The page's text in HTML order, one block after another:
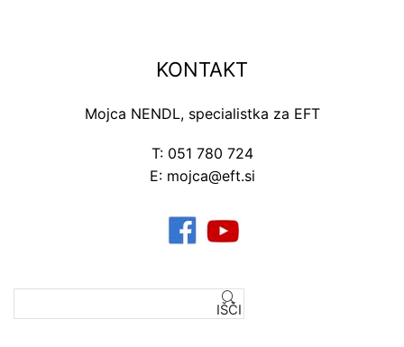
KONTAKT
Mojca NENDL, specialistka za EFT
T: 051 780 724
E: mojca@eft.si
IŠČI